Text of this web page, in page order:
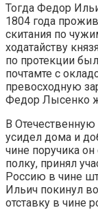
Тогда Федор
1804 года
скитания по
ходатайству
по протекции
почтамте с
превосходную
Федор Лысенко
В
усидел дома и
чине поручика
полку, принял
Россию в чине
Ильич покинул
отставку в чине